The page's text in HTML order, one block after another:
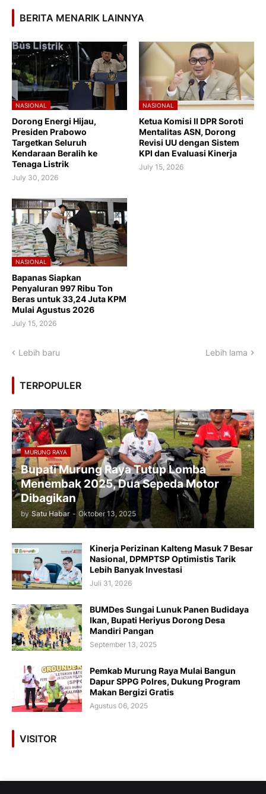
BERITA MENARIK LAINNYA
NASIONAL
Dorong Energi Hijau,
Presiden Prabowo
Targetkan Seluruh
Kendaraan Beralih ke
Tenaga Listrik
July 30, 2026
NASIONAL
Ketua Komisi II DPR Soroti
Mentalitas ASN, Dorong
Revisi UU dengan Sistem
KPI dan Evaluasi Kinerja
July 15, 2026
NASIONAL
Bapanas Siapkan
Penyaluran 997 Ribu Ton
Beras untuk 33,24 Juta KPM
Mulai Agustus 2026
July 15, 2026
Lebih baru Lebih lama
TERPOPULER
MURUNG RAYA
Bupati Murung Raya Tutup Lomba
Menembak 2025, Dua Sepeda Motor
Dibagikan
by Satu Habar - Oktober 13, 2025
Kinerja Perizinan Kalteng Masuk 7 Besar
Nasional, DPMPTSP Optimistis Tarik
Lebih Banyak Investasi
Juli 31, 2026
BUMDes Sungai Lunuk Panen Budidaya
Ikan, Bupati Heriyus Dorong Desa
Mandiri Pangan
September 13, 2025
Pemkab Murung Raya Mulai Bangun
Dapur SPPG Polres, Dukung Program
Makan Bergizi Gratis
Agustus 06, 2025
VISITOR